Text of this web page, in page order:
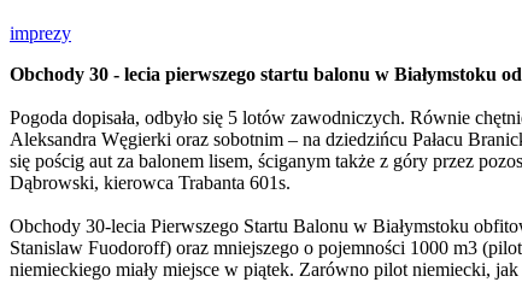
imprezy
Obchody 30 - lecia pierwszego startu balonu w Białymstoku
Pogoda dopisała, odbyło się 5 lotów zawodniczych. Równie
Aleksandra Węgierki oraz sobotnim – na dziedzińcu Pałacu
się pościg aut za balonem lisem, ściganym także z góry przez
Dąbrowski, kierowca Trabanta 601s.
Obchody 30-lecia Pierwszego Startu Balonu w Białymstoku
Stanislaw Fuodoroff) oraz mniejszego o pojemności 1000 m3
niemieckiego miały miejsce w piątek. Zarówno pilot niemiecki,